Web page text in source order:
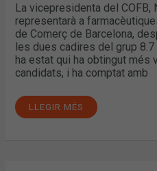
La vicepresidenta del COFB,
representarà a
de Comerç de Barcelona,
les dues cadires del grup
ha estat qui ha obtingut
candidats, i ha comptat amb
LLEGIR MÉS